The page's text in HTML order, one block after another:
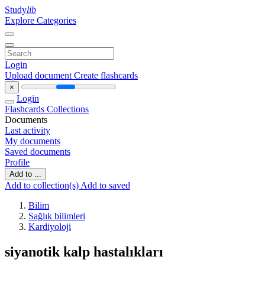
Studylib
Explore Categories
Login
Upload document Create flashcards
×
Login
Flashcards Collections
Documents
Last activity
My documents
Saved documents
Profile
Add to ...
Add to collection(s) Add to saved
Bilim
Sağlık bilimleri
Kardiyoloji
siyanotik kalp hastalıkları